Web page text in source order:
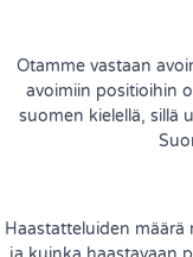
Otamme vastaan
avoimiin positioihin
suomen kielellä, sillä
Haastatteluiden